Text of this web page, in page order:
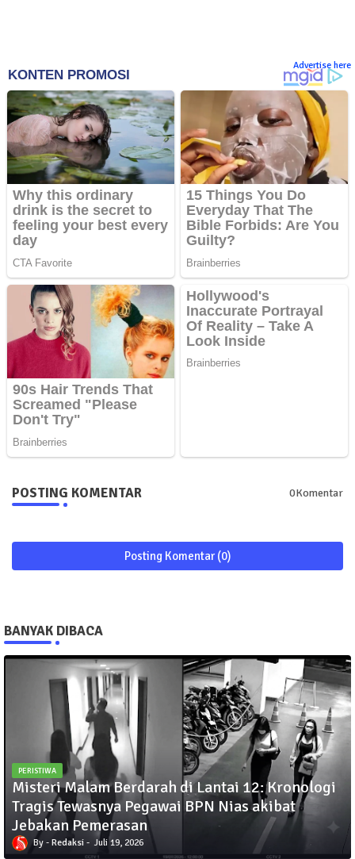
Advertise here
POSTING KOMENTAR 0Komentar
Posting Komentar (0)
BANYAK DIBACA
PERISTIWA
Misteri Malam Berdarah di Lantai 12: Kronologi
Tragis Tewasnya Pegawai BPN Nias akibat
Jebakan Pemerasan
Redaksi Juli 19, 2026